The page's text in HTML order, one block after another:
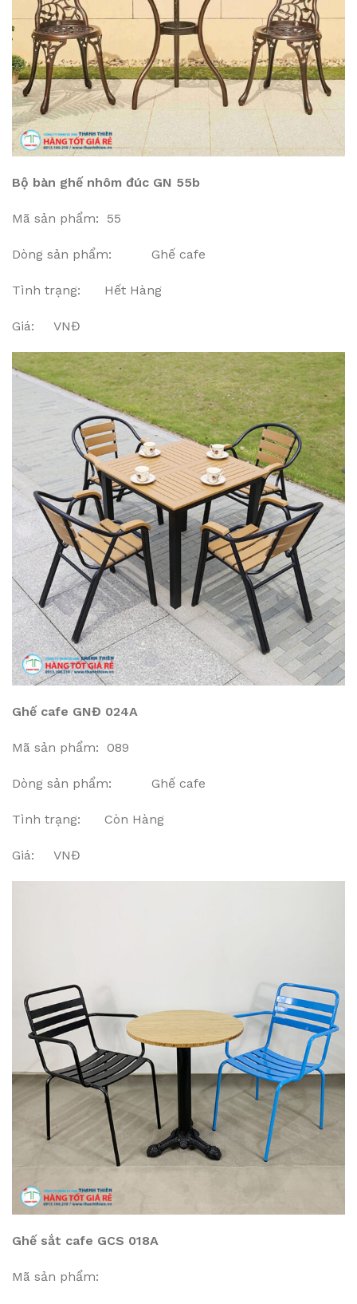
Bộ bàn ghế nhôm đúc GN 55b
Mã sản phẩm: 55
Dòng sản phẩm: Ghế cafe
Tình trạng: Hết Hàng
Giá: VNĐ
Ghế cafe GNĐ 024A
Mã sản phẩm: 089
Dòng sản phẩm: Ghế cafe
Tình trạng: Còn Hàng
Giá: VNĐ
Ghế sắt cafe GCS 018A
Mã sản phẩm: